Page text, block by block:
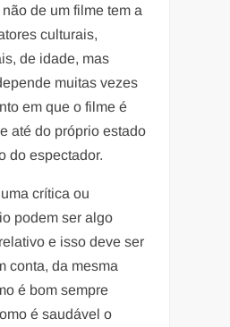
de um filme tem a
culturais,
de idade, mas
muitas vezes
em que o filme é
até do próprio estado
do espectador.
crítica ou
podem ser algo
e isso deve ser
conta, da mesma
é bom sempre
é saudável o